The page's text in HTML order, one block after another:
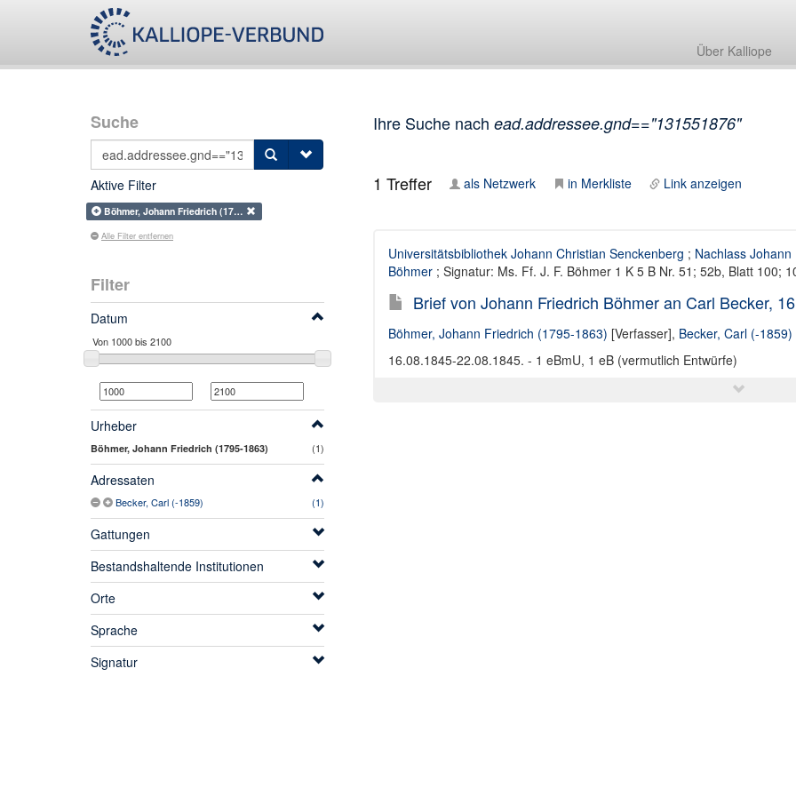
Über Kalliope
Suche
Aktive Filter
Böhmer, Johann Friedrich (17…
Alle Filter entfernen
Filter
Datum
Urheber
Böhmer, Johann Friedrich (1795-1863) (1)
Adressaten
Becker, Carl (-1859) (1)
Gattungen
Bestandshaltende Institutionen
Orte
Sprache
Signatur
Ihre Suche nach ead.addressee.gnd=="131551876"
1 Treffer als Netzwerk in Merkliste Link anzeigen
Universitätsbibliothek Johann Christian Senckenberg ; Nachlass Johann
Böhmer; Signatur: Ms. Ff. J. F. Böhmer 1 K 5 B Nr. 51; 52b, Blatt 100;
Brief von Johann Friedrich Böhmer an Carl Becker,
Böhmer, Johann Friedrich (1795-1863) [Verfasser], Becker, Carl (-1859)
16.08.1845-22.08.1845. - 1 eBmU, 1 eB (vermutlich Entwürfe)